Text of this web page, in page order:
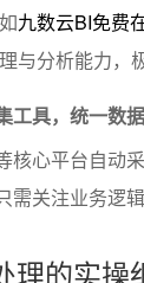
九数云BI免费
与分析能力，
具，统一数
核心平台自动
关注业务逻辑
理的实操